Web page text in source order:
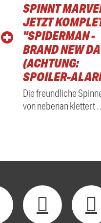
SPINNT
JETZT
"SPIDERMAN -
BRAND NEW
(ACHTUNG:
SPOILER-
Die freundliche
von nebenan klettert